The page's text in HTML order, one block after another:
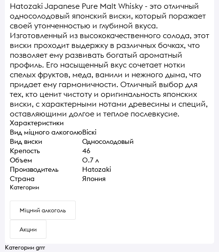
Hatozaki Japanese Pure Malt Whisky - это отличный
односолодовый японский виски, который поражает
своей утонченностью и глубиной вкуса.
Изготовленный из высококачественного солода, этот
виски проходит выдержку в различных бочках, что
позволяет ему развивать богатый ароматный
профиль. Его насыщенный вкус сочетает нотки
спелых фруктов, меда, ванили и нежного дыма, что
придает ему гармоничности. Отличный выбор для
тех, кто ценит чистоту и оригинальность японских
виски, с характерными нотами древесины и специй,
оставляющими долгое и теплое послевкусие.
Характеристики
Вид міцного алкоголюВіскі
Вид виски
Односолодовый
Крепость
46
Объем
0.7 л
Производитель
Hatozaki
Страна
Япония
Категории
Міцний алкоголь
Акции
Категории grrr